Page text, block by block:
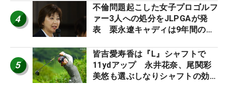
ロたちの“飛ばしギア”】
4
不倫問題起こした女子プロゴルフ
ァー3人への処分をJLPGAが発
表 栗永遼キャディは9年間の立
5
皆吉愛寿香は『L』シャフトで
11ydアップ 永井花奈、尾関彩
美悠も選ぶしなりシャフトの効果